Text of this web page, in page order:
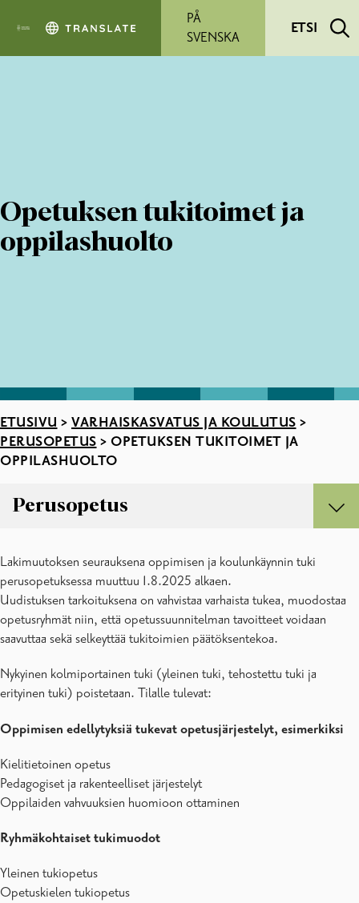
PÅ
SVENSKA
ETSI
Opetuksen tukitoimet ja
oppilashuolto
ETUSIVU > VARHAISKASVATUS JA KOULUTUS >
PERUSOPETUS > OPETUKSEN TUKITOIMET JA
OPPILASHUOLTO
Perusopetus
Koulukuljetukset
Koululaisten iltapäivätoiminta
Kouluun ilmoittautuminen
Lomakkeita
Opetuksen tukitoimet ja oppilashuolto
Lakimuutoksen seurauksena oppimisen ja koulunkäynnin tuki
perusopetuksessa muuttuu 1.8.2025 alkaen.
Uudistuksen tarkoituksena on vahvistaa varhaista tukea, muodostaa
opetusryhmät niin, että opetussuunnitelman tavoitteet voidaan
saavuttaa sekä selkeyttää tukitoimien päätöksentekoa.
Nykyinen kolmiportainen tuki (yleinen tuki, tehostettu tuki ja
erityinen tuki) poistetaan. Tilalle tulevat:
Oppimisen edellytyksiä tukevat opetusjärjestelyt, esimerkiksi
Kielitietoinen opetus
Pedagogiset ja rakenteelliset järjestelyt
Oppilaiden vahvuuksien huomioon ottaminen
Ryhmäkohtaiset tukimuodot
Yleinen tukiopetus
Opetuskielen tukiopetus